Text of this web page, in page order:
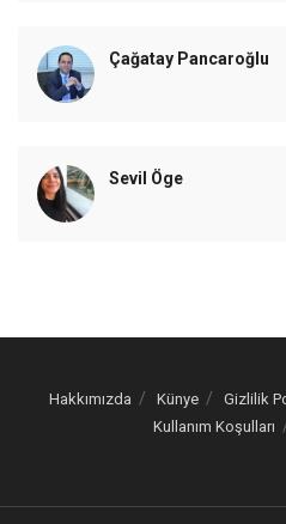
Çağatay Pancaroğlu
Sevil Öge
Hakkımızda Künye Gizlilik
Kullanım Koşulları